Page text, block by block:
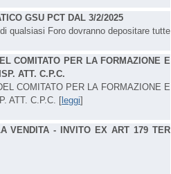
GSU PCT DAL 3/2/2025
qualsiasi Foro dovranno depositare tutte
COMITATO PER LA FORMAZIONE E
ATT. C.P.C.
COMITATO PER LA FORMAZIONE E
ATT. C.P.C. [leggi]
VENDITA - INVITO EX ART 179 TER